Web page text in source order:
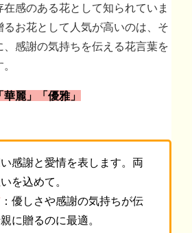
在感のある花として知られていま
お花として人気が高いのは、そ
感謝の気持ちを伝える花言葉を
麗」「優雅」
い感謝と愛情を表します。両
を込めて。
：優しさや感謝の気持ちが伝
に贈るのに最適。